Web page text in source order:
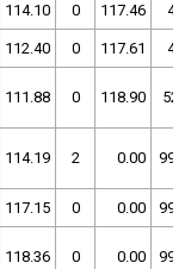
114.10 0 117.46 4
112.40 0 117.61 4
111.88 0 118.90 52
114.19 2 0.00 999
117.15 0 0.00 999
118.36 0 0.00 999